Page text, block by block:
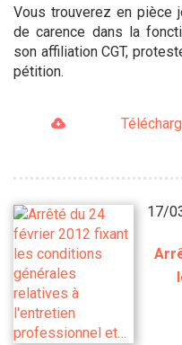
Vous trouverez en pièce
de carence dans la
son affiliation CGT,
pétition.
17/